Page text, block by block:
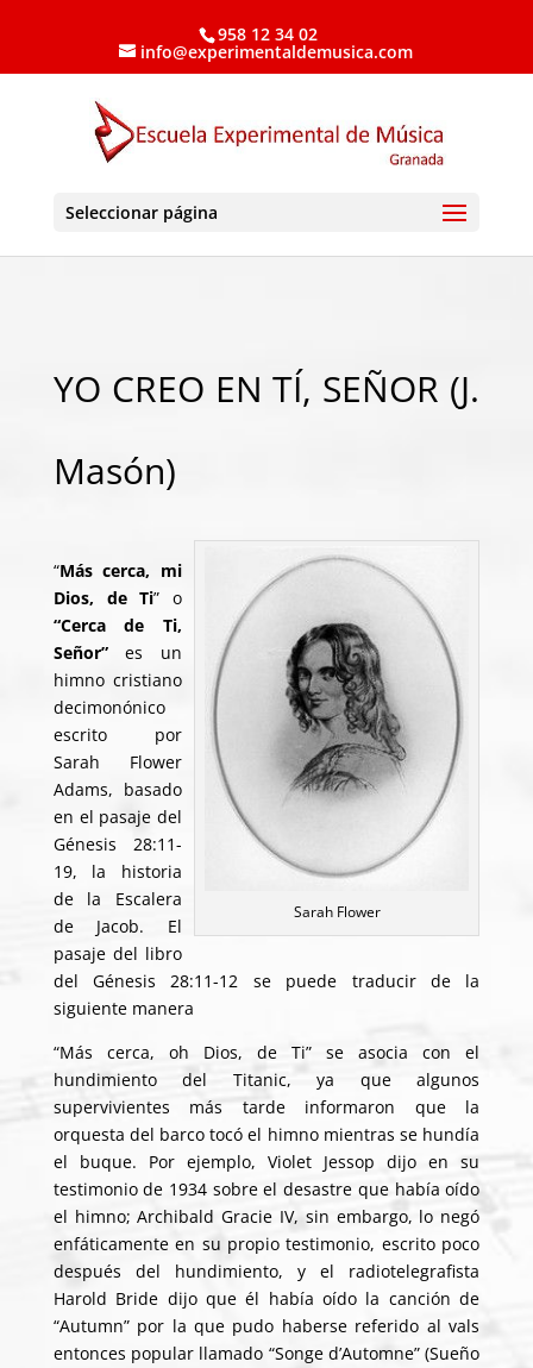
958 12 34 02
info@experimentaldemusica.com
Seleccionar página
YO CREO EN TÍ, SEÑOR (J.
Masón)
Sarah Flower
“Más cerca, mi
Dios, de Ti” o
“Cerca de Ti,
Señor”es un
himno cristiano
decimonónico
escrito por
Sarah Flower
Adams, basado
en el pasaje del
Génesis 28:11-
19, la historia
de la Escalera
de Jacob. El
pasaje del libro
del Génesis 28:11-12 se puede traducir de la
siguiente manera
“Más cerca, oh Dios, de Ti” se asocia con el
hundimiento del Titanic, ya que algunos
supervivientes más tarde informaron que la
orquesta del barco tocó el himno mientras se hundía
el buque. Por ejemplo, Violet Jessop dijo en su
testimonio de 1934 sobre el desastre que había oído
el himno; Archibald Gracie IV, sin embargo, lo negó
enfáticamente en su propio testimonio, escrito poco
después del hundimiento, y el radiotelegrafista
Harold Bride dijo que él había oído la canción de
“Autumn” por la que pudo haberse referido al vals
entonces popular llamado “Songe d’Automne” (Sueño